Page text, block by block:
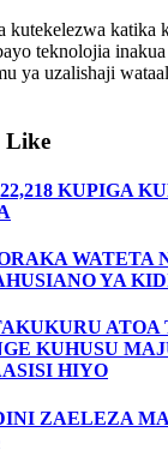
kutekelezwa katika
teknolojia
ya uzalishaji
Like
KUPIGA
WATETA
YA
ATOA
KUHUSU
HIYO
ZAELEZA